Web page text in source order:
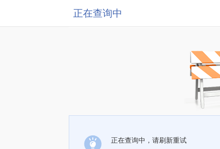
正在查询中
正在查询中，请刷新重试